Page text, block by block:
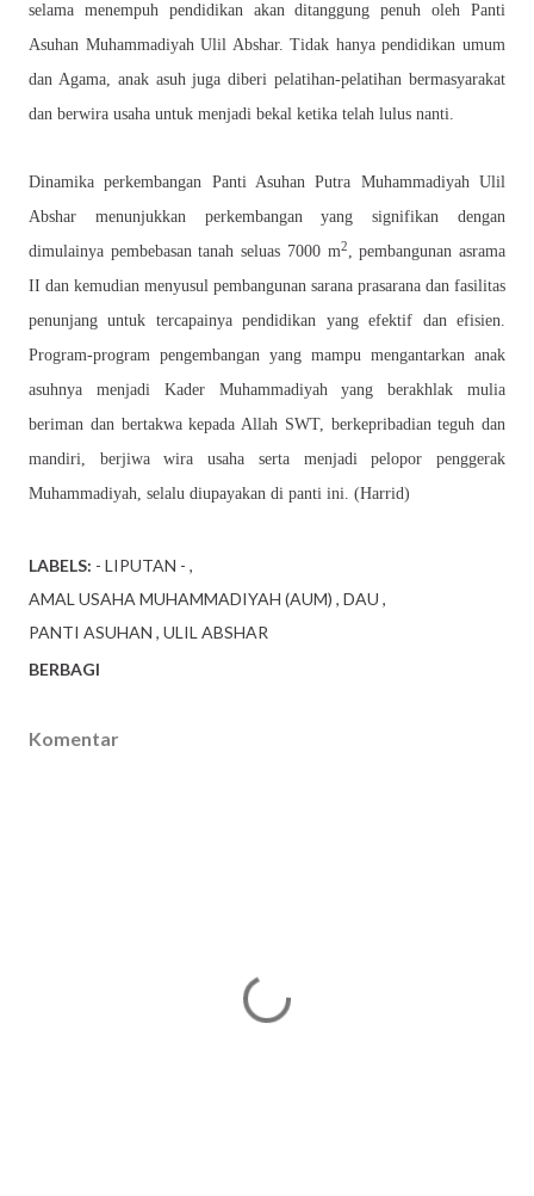
selama menempuh pendidikan akan ditanggung penuh oleh Panti
Asuhan Muhammadiyah Ulil Abshar. Tidak hanya pendidikan umum
dan Agama, anak asuh juga diberi pelatihan-pelatihan bermasyarakat
dan berwira usaha untuk menjadi bekal ketika telah lulus nanti.
Dinamika perkembangan Panti Asuhan Putra Muhammadiyah Ulil
Abshar menunjukkan perkembangan yang signifikan dengan
dimulainya pembebasan tanah seluas 7000 m2, pembangunan asrama
II dan kemudian menyusul pembangunan sarana prasarana dan fasilitas
penunjang untuk tercapainya pendidikan yang efektif dan efisien.
Program-program pengembangan yang mampu mengantarkan anak
asuhnya menjadi Kader Muhammadiyah yang berakhlak mulia
beriman dan bertakwa kepada Allah SWT, berkepribadian teguh dan
mandiri, berjiwa wira usaha serta menjadi pelopor penggerak
Muhammadiyah, selalu diupayakan di panti ini. (Harrid)
LABELS: - LIPUTAN -
AMAL USAHA MUHAMMADIYAH (AUM) DAU
PANTI ASUHAN ULIL ABSHAR
BERBAGI
Komentar